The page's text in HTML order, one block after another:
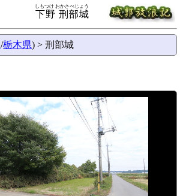
下野 刑部城
しもつけ おかさべじょう
/栃木県) > 刑部城